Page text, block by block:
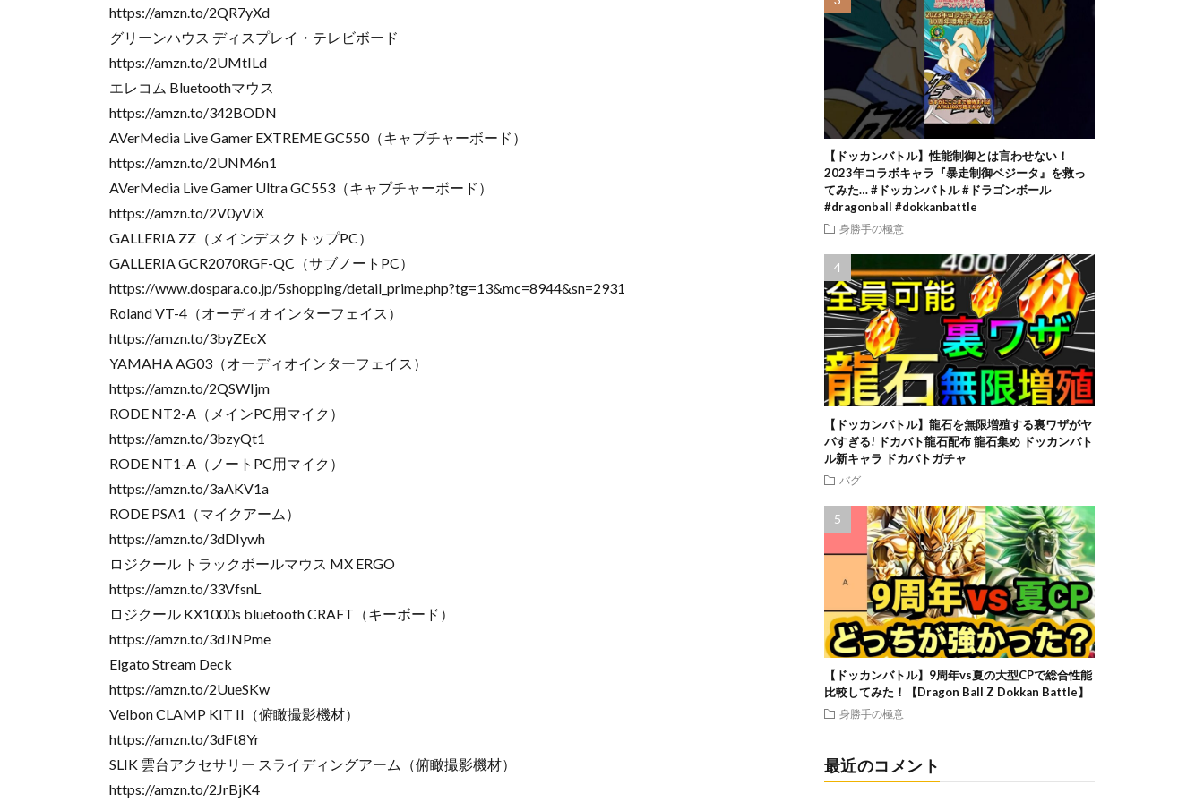
https://amzn.to/2QR7yXd
グリーンハウス ディスプレイ・テレビボード
https://amzn.to/2UMtILd
エレコム Bluetoothマウス
https://amzn.to/342BODN
AVerMedia Live Gamer EXTREME GC550（キャプチャーボード）
https://amzn.to/2UNM6n1
AVerMedia Live Gamer Ultra GC553（キャプチャーボード）
https://amzn.to/2V0yViX
GALLERIA ZZ（メインデスクトップPC）
GALLERIA GCR2070RGF-QC（サブノートPC）
https://www.dospara.co.jp/5shopping/detail_prime.php?tg=13&mc=8944&sn=2931
Roland VT-4（オーディオインターフェイス）
https://amzn.to/3byZEcX
YAMAHA AG03（オーディオインターフェイス）
https://amzn.to/2QSWIjm
RODE NT2-A（メインPC用マイク）
https://amzn.to/3bzyQt1
RODE NT1-A（ノートPC用マイク）
https://amzn.to/3aAKV1a
RODE PSA1（マイクアーム）
https://amzn.to/3dDIywh
ロジクール トラックボールマウス MX ERGO
https://amzn.to/33VfsnL
ロジクール KX1000s bluetooth CRAFT（キーボード）
https://amzn.to/3dJNPme
Elgato Stream Deck
https://amzn.to/2UueSKw
Velbon CLAMP KIT II（俯瞰撮影機材）
https://amzn.to/3dFt8Yr
SLIK 雲台アクセサリー スライディングアーム（俯瞰撮影機材）
https://amzn.to/2JrBjK4
【ドッカンバトル】性能制御とは言わせない！
2023年コラボキャラ『暴走制御ベジータ』を救っ
てみた… #ドッカンバトル #ドラゴンボール
#dragonball #dokkanbattle
身勝手の極意
【ドッカンバトル】龍石を無限増殖する裏ワザがヤ
バすぎる! ドカバト龍石配布 龍石集め ドッカンバト
ル新キャラ ドカバトガチャ
バグ
【ドッカンバトル】9周年vs夏の大型CPで総合性能
比較してみた！【Dragon Ball Z Dokkan Battle】
身勝手の極意
最近のコメント